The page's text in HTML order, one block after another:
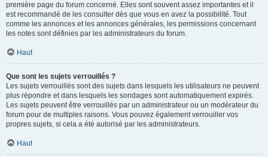
première page du forum concerné. Elles sont souvent assez importantes et il
est recommandé de les consulter dès que vous en avez la possibilité. Tout
comme les annonces et les annonces générales, les permissions concernant
les notes sont définies par les administrateurs du forum.
Haut
Que sont les sujets verrouillés ?
Les sujets verrouillés sont des sujets dans lesquels les utilisateurs ne peuvent
plus répondre et dans lesquels les sondages sont automatiquement expirés.
Les sujets peuvent être verrouillés par un administrateur ou un modérateur du
forum pour de multiples raisons. Vous pouvez également verrouiller vos
propres sujets, si cela a été autorisé par les administrateurs.
Haut